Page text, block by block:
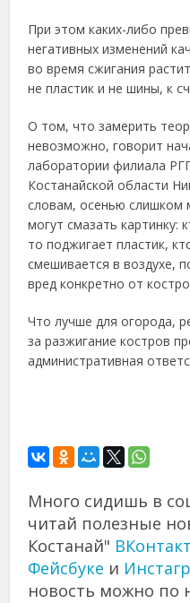
При этом каких-либо
негативных изменений
во время сжигания
не пластик и не шины, к
О том, что замерить
невозможно, говорит
лаборатории филиала
Костанайской области
словам, осенью слишком
могут смазать картинку:
то поджигает пластик,
смешивается в воздухе,
вред конкретно от
Что лучше для огорода,
за разжигание костров
административная
Много сидишь в
читай полезные
Костанай"
Фейсбуке и
новость можно по